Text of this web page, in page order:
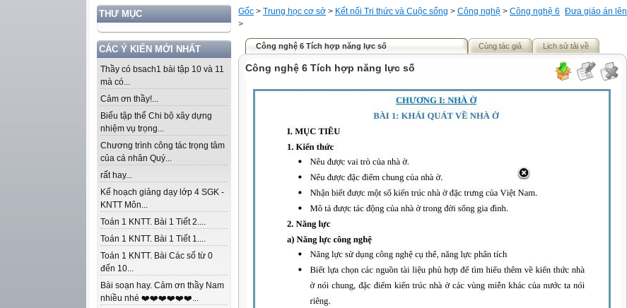
THƯ MỤC
CÁC Ý KIẾN MỚI NHẤT
Thầy có bsach1 bài tập 10 và 11
mà có...
Cảm ơn thầy!...
Biểu tập thể Chi bộ xây dựng
nhiệm vụ trọng...
Chương trình công tác trọng tâm
của cá nhân Quý...
rất hay...
Kế hoạch giảng dạy lớp 4 SGK -
KNTT Môn...
Toán 1 KNTT. Bài 1 Tiết 2....
Toán 1 KNTT. Bài 1 Tiết 1....
Toán 1 KNTT. Bài Các số từ 0
đến 10...
Bài soạn hay. Cảm ơn thầy Nam
nhiều nhé ❤️❤️❤️❤️❤️❤️...
Đưa giáo án lên
Gốc > Trung học cơ sở > Kết nối Tri thức và Cuộc sống > Công nghệ > Công nghệ 6
>
Công nghệ 6 Tích hợp năng lực số Cùng tác giả Lịch sử tải về
Công nghệ 6 Tích hợp năng lực số